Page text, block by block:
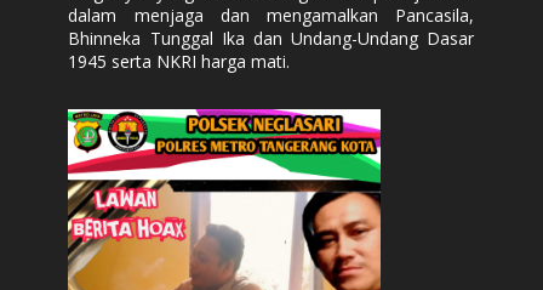
dalam menjaga dan mengamalkan Pancasila,
Bhinneka Tunggal Ika dan Undang-Undang Dasar
1945 serta NKRI harga mati.